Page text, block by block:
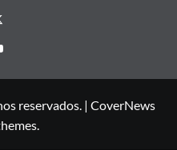
reservados. | CoverNews